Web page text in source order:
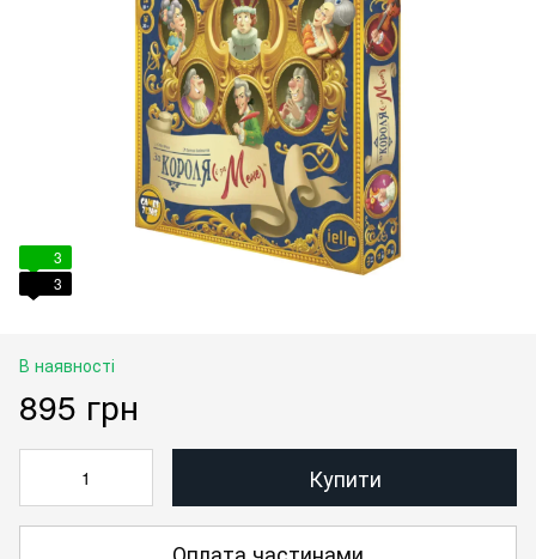
3
3
В наявності
895 грн
Купити